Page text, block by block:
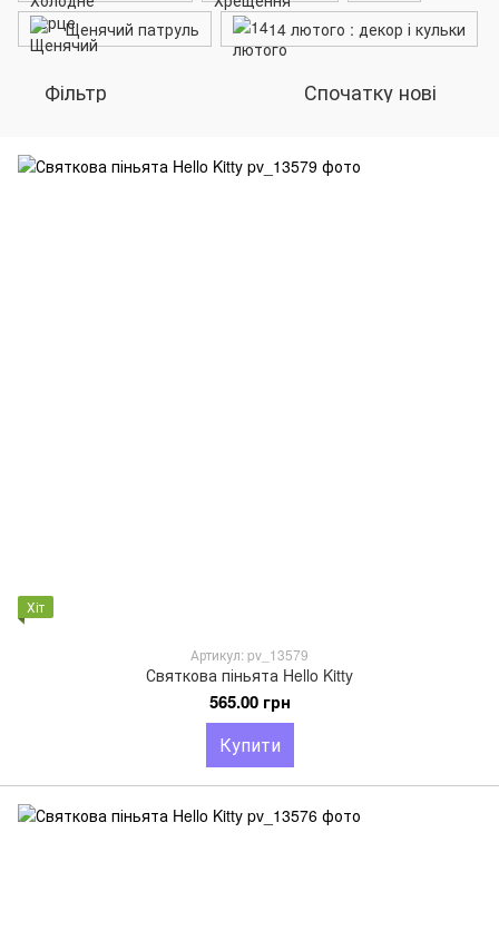
Щенячий патруль
14 лютого : декор і кульки
Фільтр Спочатку нові
Хіт
Артикул: pv_13579
Святкова піньята Hello Kitty
565.00 грн
Купити